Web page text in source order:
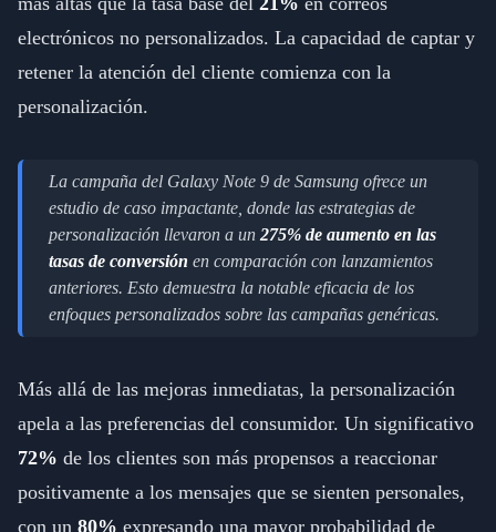
electrónicos no personalizados. La capacidad de captar y
retener la atención del cliente comienza con la
personalización.
La campaña del Galaxy Note 9 de Samsung ofrece un
estudio de caso impactante, donde las estrategias de
personalización llevaron a un 275% de aumento en las
tasas de conversión en comparación con lanzamientos
anteriores. Esto demuestra la notable eficacia de los
enfoques personalizados sobre las campañas genéricas.
Más allá de las mejoras inmediatas, la personalización
apela a las preferencias del consumidor. Un significativo
72% de los clientes son más propensos a reaccionar
positivamente a los mensajes que se sienten personales,
con un 80% expresando una mayor probabilidad de